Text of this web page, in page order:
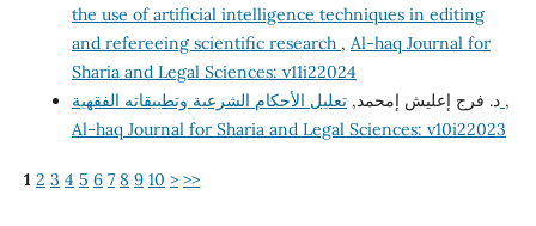
the use of artificial intelligence techniques in editing
and refereeing scientific research , Al-haq Journal for
Sharia and Legal Sciences: v11i22024
د. فرج إعليش إمحمد,تعليل الأحكام الشرعية وتطبيقاته الفقهية ,
Al-haq Journal for Sharia and Legal Sciences: v10i22023
1 2 3 4 5 6 7 8 9 10 > >>